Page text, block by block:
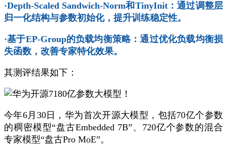
·Depth-Scaled Sandwich-Norm和TinyInit：通过调整层
归一化结构与参数初始化，提升训练稳定性。
·基于EP-Group的负载均衡策略：通过优化负载均衡损
失函数，改善专家特化效果。
其测评结果如下：
今年6月30日，华为首次开源大模型，包括70亿个参数
的稠密模型“盘古Embedded 7B”、720亿个参数的混合
专家模型“盘古Pro MoE”。